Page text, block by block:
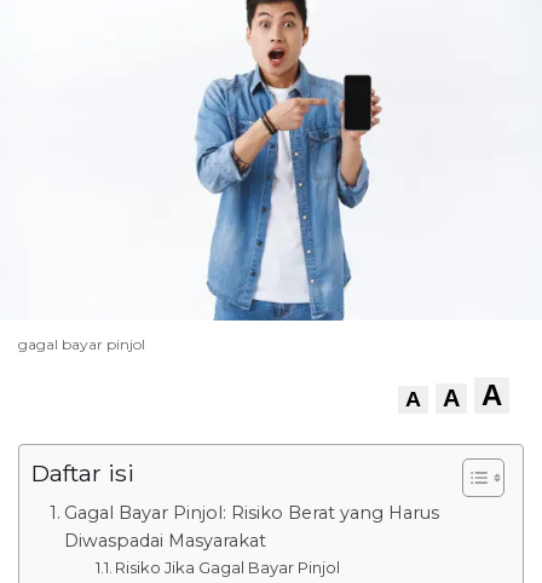
gagal bayar pinjol
A A A
Daftar isi
Gagal Bayar Pinjol: Risiko Berat yang Harus
Diwaspadai Masyarakat
Risiko Jika Gagal Bayar Pinjol